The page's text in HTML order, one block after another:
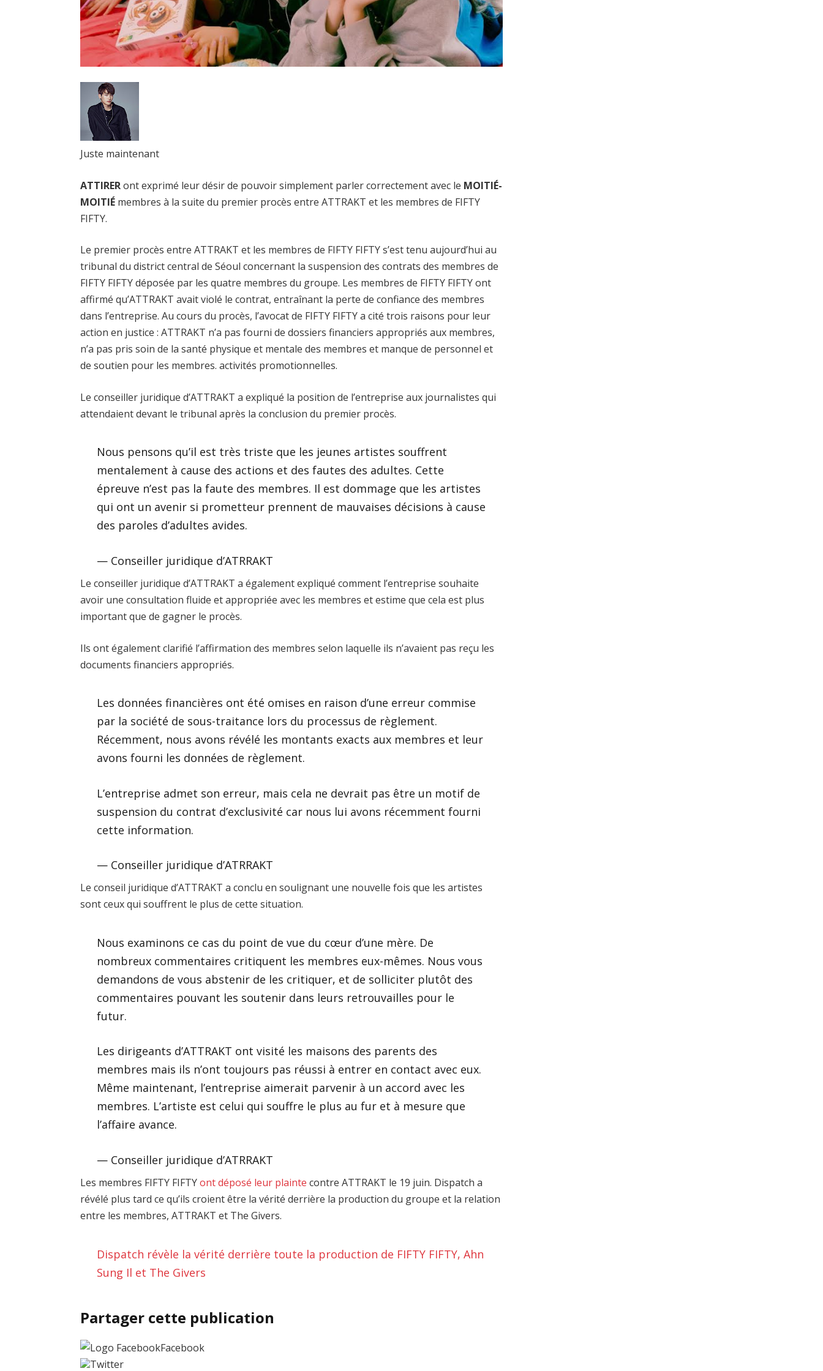
Juste maintenant
ATTIRERont exprimé leur désir de pouvoir simplement parler correctement avec le MOITIÉ-
MOITIÉ membres à la suite du premier procès entre ATTRAKT et les membres de FIFTY
FIFTY.
Le premier procès entre ATTRAKT et les membres de FIFTY FIFTY s’est tenu aujourd’hui au
tribunal du district central de Séoul concernant la suspension des contrats des membres de
FIFTY FIFTY déposée par les quatre membres du groupe. Les membres de FIFTY FIFTY ont
affirmé qu’ATTRAKT avait violé le contrat, entraînant la perte de confiance des membres
dans l’entreprise. Au cours du procès, l’avocat de FIFTY FIFTY a cité trois raisons pour leur
action en justice : ATTRAKT n’a pas fourni de dossiers financiers appropriés aux membres,
n’a pas pris soin de la santé physique et mentale des membres et manque de personnel et
de soutien pour les membres. activités promotionnelles.
Le conseiller juridique d’ATTRAKT a expliqué la position de l’entreprise aux journalistes qui
attendaient devant le tribunal après la conclusion du premier procès.
Nous pensons qu’il est très triste que les jeunes artistes souffrent
mentalement à cause des actions et des fautes des adultes. Cette
épreuve n’est pas la faute des membres. Il est dommage que les artistes
qui ont un avenir si prometteur prennent de mauvaises décisions à cause
des paroles d’adultes avides.
— Conseiller juridique d’ATRRAKT
Le conseiller juridique d’ATTRAKT a également expliqué comment l’entreprise souhaite
avoir une consultation fluide et appropriée avec les membres et estime que cela est plus
important que de gagner le procès.
Ils ont également clarifié l’affirmation des membres selon laquelle ils n’avaient pas reçu les
documents financiers appropriés.
Les données financières ont été omises en raison d’une erreur commise
par la société de sous-traitance lors du processus de règlement.
Récemment, nous avons révélé les montants exacts aux membres et leur
avons fourni les données de règlement.
L’entreprise admet son erreur, mais cela ne devrait pas être un motif de
suspension du contrat d’exclusivité car nous lui avons récemment fourni
cette information.
— Conseiller juridique d’ATRRAKT
Le conseil juridique d’ATTRAKT a conclu en soulignant une nouvelle fois que les artistes
sont ceux qui souffrent le plus de cette situation.
Nous examinons ce cas du point de vue du cœur d’une mère. De
nombreux commentaires critiquent les membres eux-mêmes. Nous vous
demandons de vous abstenir de les critiquer, et de solliciter plutôt des
commentaires pouvant les soutenir dans leurs retrouvailles pour le
futur.
Les dirigeants d’ATTRAKT ont visité les maisons des parents des
membres mais ils n’ont toujours pas réussi à entrer en contact avec eux.
Même maintenant, l’entreprise aimerait parvenir à un accord avec les
membres. L’artiste est celui qui souffre le plus au fur et à mesure que
l’affaire avance.
— Conseiller juridique d’ATRRAKT
Les membres FIFTY FIFTYont déposé leur plainte contre ATTRAKT le 19 juin. Dispatch a
révélé plus tard ce qu’ils croient être la vérité derrière la production du groupe et la relation
entre les membres, ATTRAKT et The Givers.
Dispatch révèle la vérité derrière toute la production de FIFTY FIFTY, Ahn
Sung Il et The Givers
Partager cette publication
Facebook
Twitter